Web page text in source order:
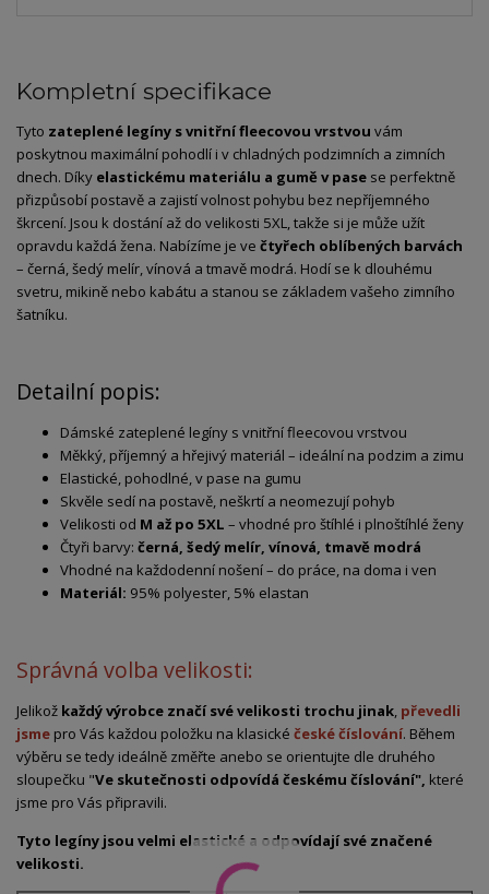
Kompletní specifikace
Tyto zateplené legíny s vnitřní fleecovou vrstvou vám
poskytnou maximální pohodlí i v chladných podzimních a zimních
dnech. Díky elastickému materiálu a gumě v pase se perfektně
přizpůsobí postavě a zajistí volnost pohybu bez nepříjemného
škrcení. Jsou k dostání až do velikosti 5XL, takže si je může užít
opravdu každá žena. Nabízíme je ve čtyřech oblíbených barvách
– černá, šedý melír, vínová a tmavě modrá. Hodí se k dlouhému
svetru, mikině nebo kabátu a stanou se základem vašeho zimního
šatníku.
Detailní popis:
Dámské zateplené legíny s vnitřní fleecovou vrstvou
Měkký, příjemný a hřejivý materiál – ideální na podzim a zimu
Elastické, pohodlné, v pase na gumu
Skvěle sedí na postavě, neškrtí a neomezují pohyb
Velikosti od M až po 5XL – vhodné pro štíhlé i plnoštíhlé ženy
Čtyři barvy: černá, šedý melír, vínová, tmavě modrá
Vhodné na každodenní nošení – do práce, na doma i ven
Materiál: 95% polyester, 5% elastan
Správná volba velikosti:
Jelikož každý výrobce značí své velikosti trochu jinak převedli
jsme pro Vás každou položku na klasické české číslování. Během
výběru se tedy ideálně změřte anebo se orientujte dle druhého
sloupečku "Ve skutečnosti odpovídá českému číslování", které
jsme pro Vás připravili.
Tyto legíny jsou velmi elastické a odpovídají své značené
velikosti.